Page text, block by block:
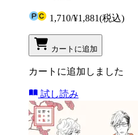
1,710/¥1,881(税込)
カートに追加
カートに追加しました
試し読み